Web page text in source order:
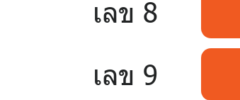
เลข 8
เลข 9